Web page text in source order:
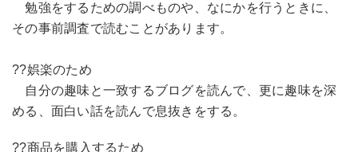
勉強をするための調べものや、なにかを行うときに、
その事前調査で読むことがあります。
??娯楽のため
自分の趣味と一致するブログを読んで、更に趣味を深
める、面白い話を読んで息抜きをする。
??商品を購入するため